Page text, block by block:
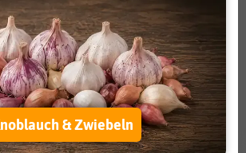
Vergrößern durch berühren
La Diva
Alle akzeptieren
Alle ablehnen
Auswahl akzeptieren
& Zwiebeln